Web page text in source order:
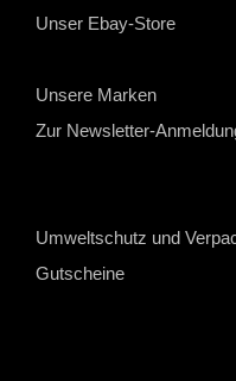
Unser Ebay-Store
Unsere Marken
Zur Newsletter-
Umweltschutz und
Gutscheine